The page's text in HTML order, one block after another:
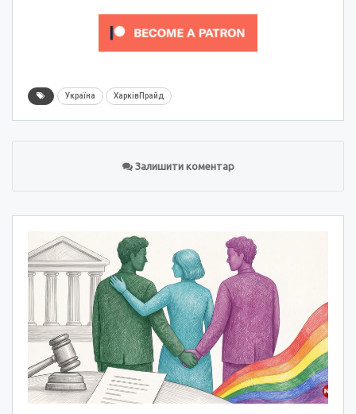
Україна ХарківПрайд
Залишити коментар